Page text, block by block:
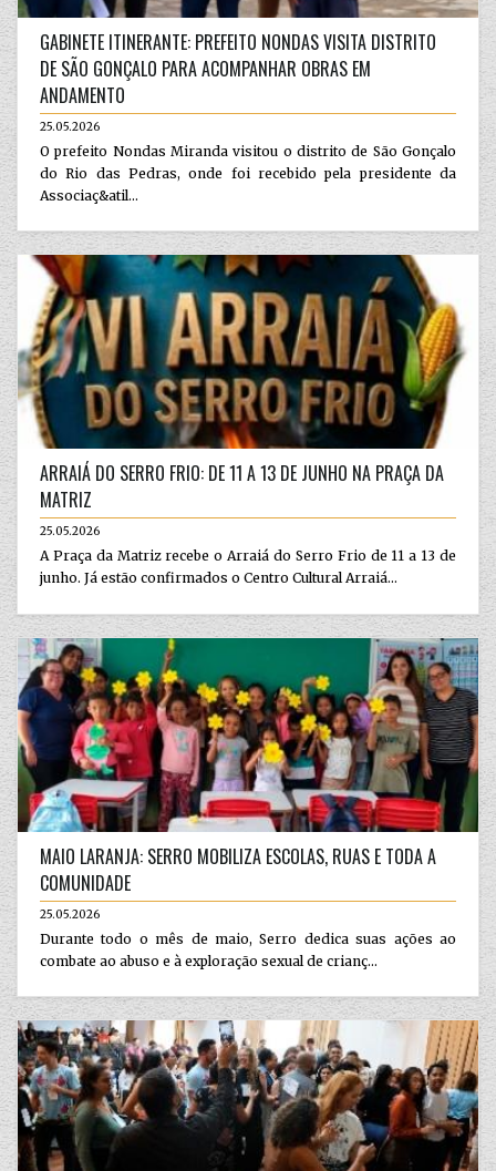
GABINETE ITINERANTE: PREFEITO NONDAS VISITA DISTRITO
DE SÃO GONÇALO PARA ACOMPANHAR OBRAS EM
ANDAMENTO
25.05.2026
O prefeito Nondas Miranda visitou o distrito de São Gonçalo
do Rio das Pedras, onde foi recebido pela presidente da
Associaç&atil...
ARRAIÁ DO SERRO FRIO: DE 11 A 13 DE JUNHO NA PRAÇA DA
MATRIZ
25.05.2026
A Praça da Matriz recebe o Arraiá do Serro Frio de 11 a 13 de
junho. Já estão confirmados o Centro Cultural Arraiá...
MAIO LARANJA: SERRO MOBILIZA ESCOLAS, RUAS E TODA A
COMUNIDADE
25.05.2026
Durante todo o mês de maio, Serro dedica suas ações ao
combate ao abuso e à exploração sexual de crianç...